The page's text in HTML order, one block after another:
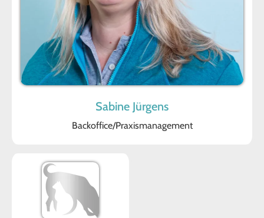
Sabine Jürgens
Backoffice/Praxismanagement